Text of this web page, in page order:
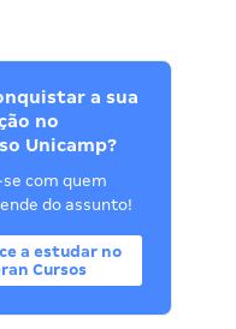
a sua
no
Unicamp?
com quem
do assunto!
a estudar no
Cursos